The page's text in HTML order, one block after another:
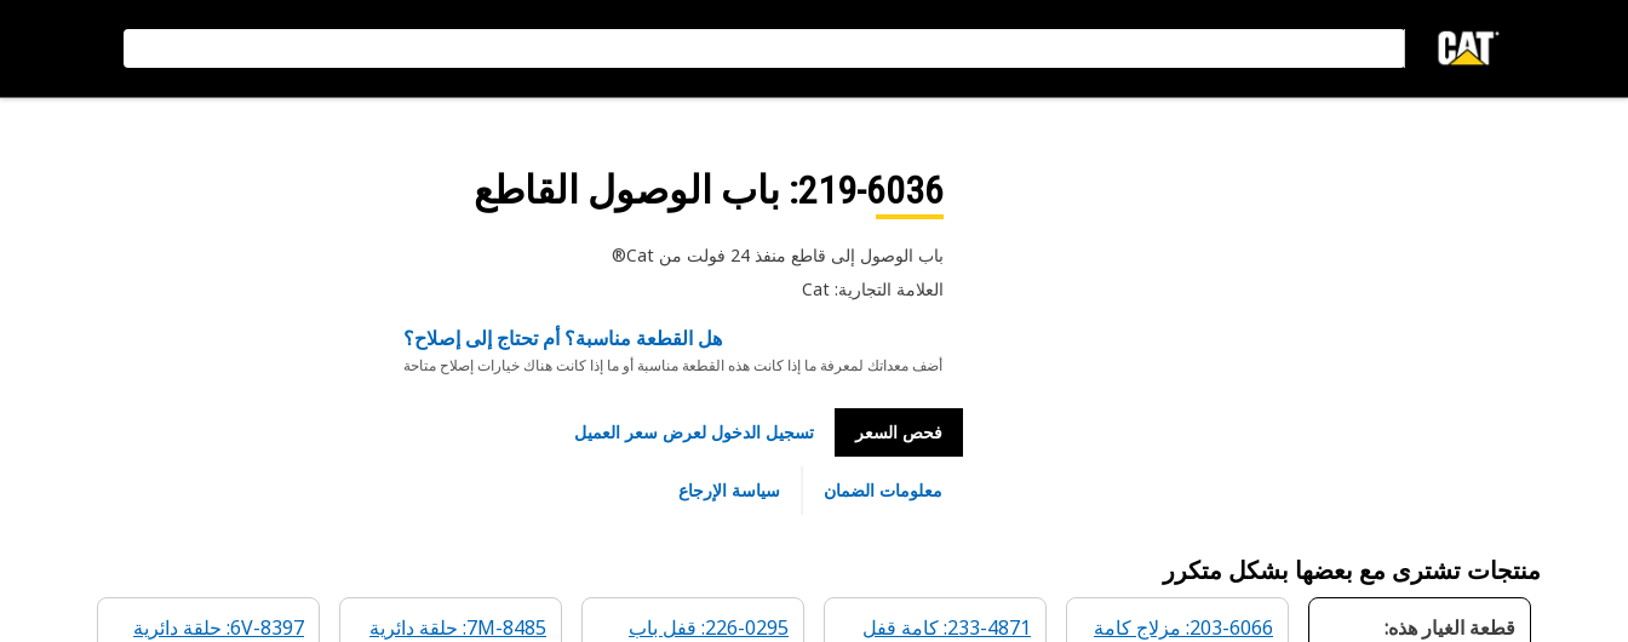
219-6036: باب الوصول القاطع
باب الوصول إلى قاطع منفذ 24 فولت من Cat®
العلامة التجارية: Cat
هل القطعة مناسبة؟ أم تحتاج إلى إصلاح؟
أضف معداتك لمعرفة ما إذا كانت هذه القطعة مناسبة أو ما إذا كانت هناك خيارات إصلاح متاحة
فحص السعر تسجيل الدخول لعرض سعر العميل
معلومات الضمان سياسة الإرجاع
منتجات تشترى مع بعضها بشكل متكرر
قطعة الغيار هذه:
203-6066: مزلاج كامة
233-4871: كامة قفل
226-0295: قفل باب
7M-8485: حلقة دائرية
6V-8397: حلقة دائرية